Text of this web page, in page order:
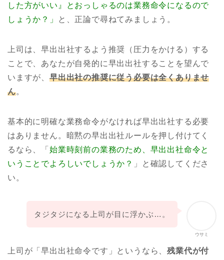
した方がいい』とおっしゃるのは業務命令になるので
しょうか？」
と、正論で尋ねてみましょう。
上司は、早出出社するよう推奨（圧力をかける）する
ことで、あなたが自発的に早出出社することを望んで
いますが、 早出出社の推奨に従う必要は全くありませ
ん。
基本的に明確な業務命令がなければ早出出社する必要
はありません。暗黙の早出出社ルールを押し付けてく
るなら、「 始業時刻前の業務のため、早出出社命令と
いうことでよろしいでしょうか？
」と確認してくださ
い。
ウサミ
タジタジになる上司が目に浮かぶ…。
上司が「早出出社命令です」というなら、残業代が付